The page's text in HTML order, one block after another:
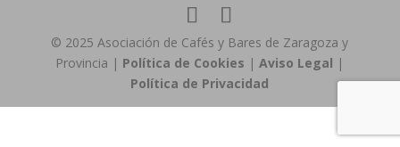
© 2025 Asociación de Cafés y Bares de Zaragoza y
Provincia | Política de Cookies |Aviso Legal |
Política de Privacidad